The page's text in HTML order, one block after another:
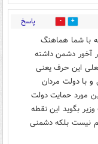
22 پاسخ
با شما هماهنگ
آخور دشمن داشته
این حرف یعنی
با دولت مردان
مورد حمایت دولت
بگوید این نقطه
نیست بلکه دشمنی